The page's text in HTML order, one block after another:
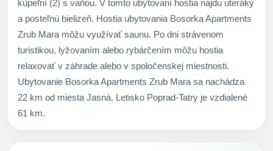
kúpeľní (2) s vaňou. V tomto ubytovaní hostia nájdu uteráky
a posteľnú bielizeň. Hostia ubytovania Bosorka Apartments
Zrub Mara môžu využívať saunu. Po dni strávenom
turistikou, lyžovaním alebo rybárčením môžu hostia
relaxovať v záhrade alebo v spoločenskej miestnosti.
Ubytovanie Bosorka Apartments Zrub Mara sa nachádza
22 km od miesta Jasná. Letisko Poprad-Tatry je vzdialené
61 km.